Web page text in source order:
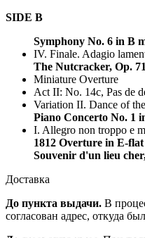
SIDE B
Symphony No. 6 in B
IV. Finale. Adagio
The Nutcracker, Op. 71
Miniature Overture
Act II: No. 14c, Pas de
Variation II. Dance of
Piano Concerto No. 1
I. Allegro non troppo e
1812 Overture in E-
Souvenir d'un lieu
Доставка
До пункта выдачи. В
согласован адрес, откуда